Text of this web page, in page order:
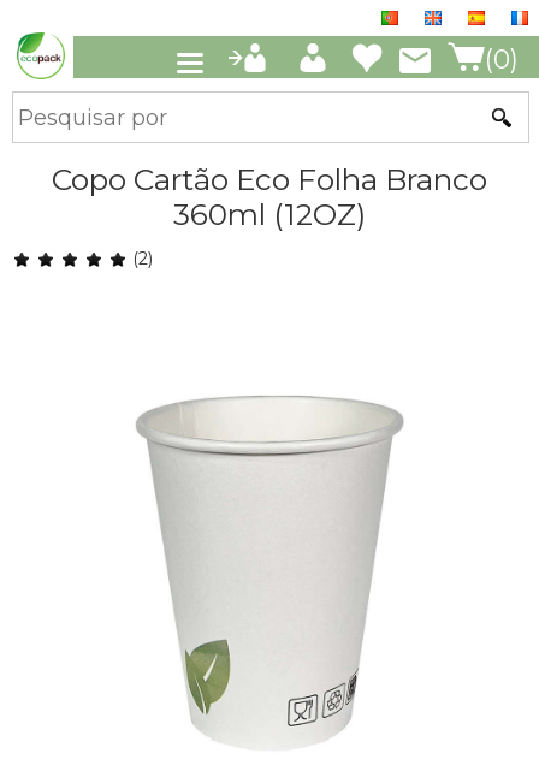
(0)
Copo Cartão Eco Folha Branco
360ml (12OZ)
(2)